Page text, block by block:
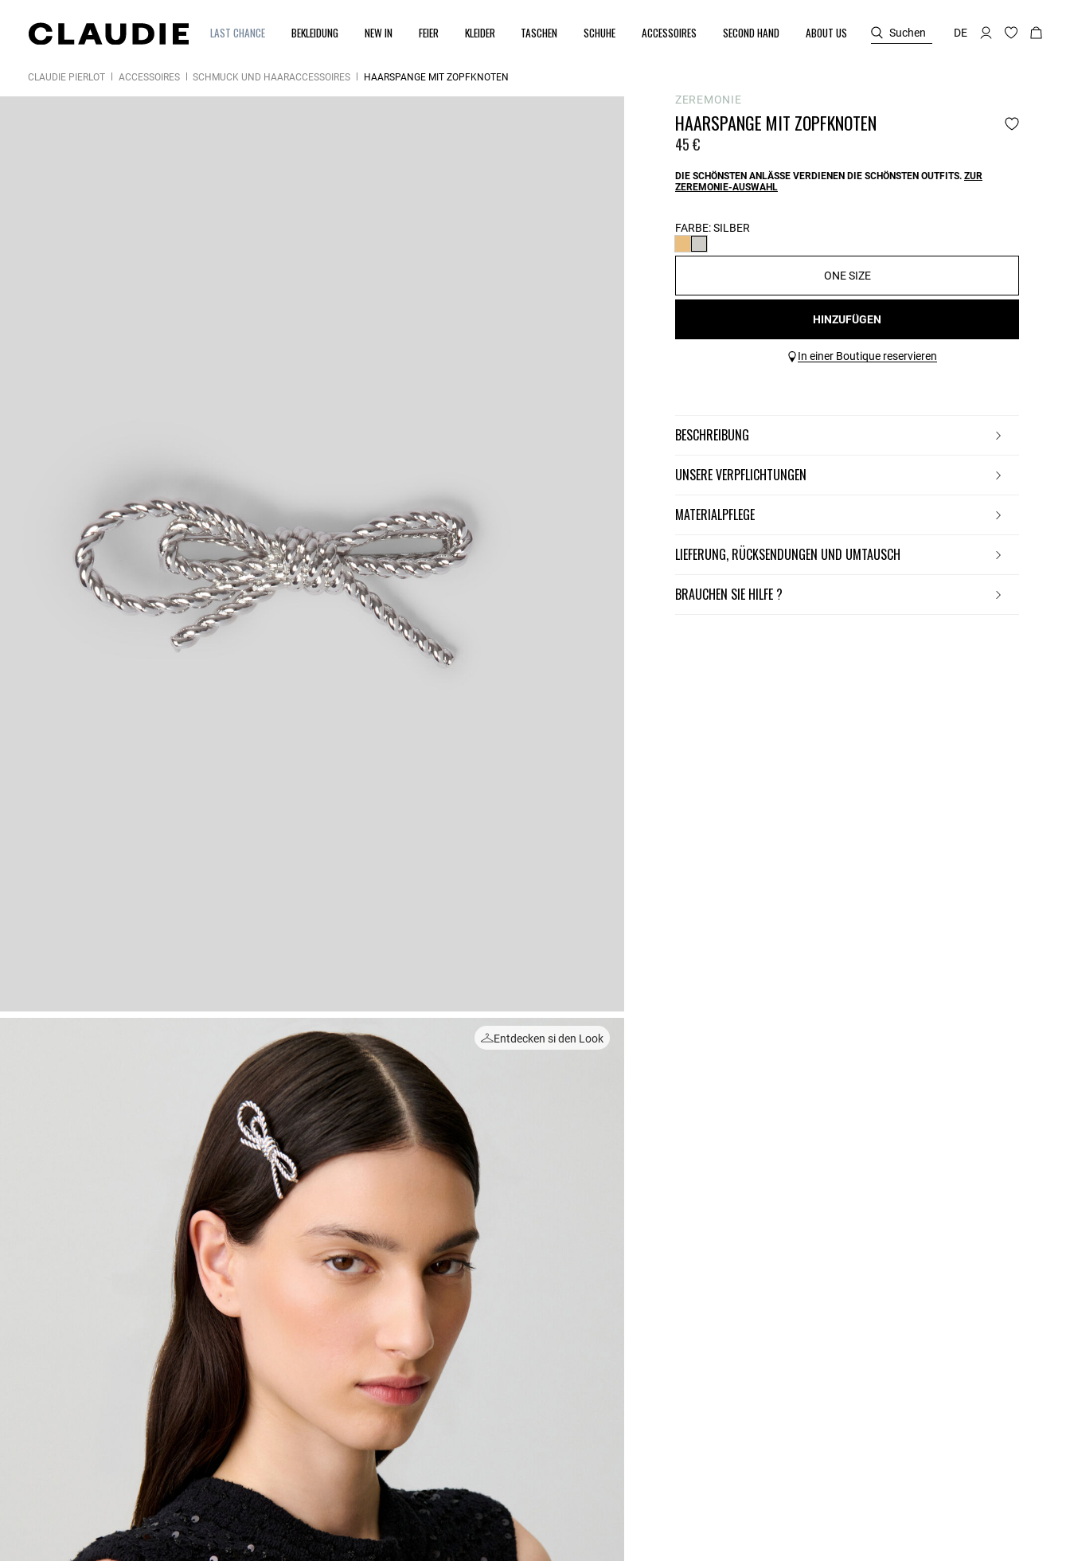
LAST CHANCE BEKLEIDUNG NEW IN FEIER KLEIDER TASCHEN SCHUHE ACCESSOIRES SECOND HAND ABOUT US Suchen DE
CLAUDIE PIERLOT ACCESSOIRES SCHMUCK UND HAARACCESSOIRES HAARSPANGE MIT ZOPFKNOTEN
Entdecken si den Look
ZEREMONIE
HAARSPANGE MIT ZOPFKNOTEN
45 €
DIE SCHÖNSTEN ANLÄSSE VERDIENEN DIE SCHÖNSTEN OUTFITS. ZUR
ZEREMONIE-AUSWAHL
FARBE:SILBER
ONE SIZE
HINZUFÜGEN
In einer Boutique reservieren
BESCHREIBUNG
UNSERE VERPFLICHTUNGEN
MATERIALPFLEGE
LIEFERUNG, RÜCKSENDUNGEN UND UMTAUSCH
BRAUCHEN SIE HILFE ?